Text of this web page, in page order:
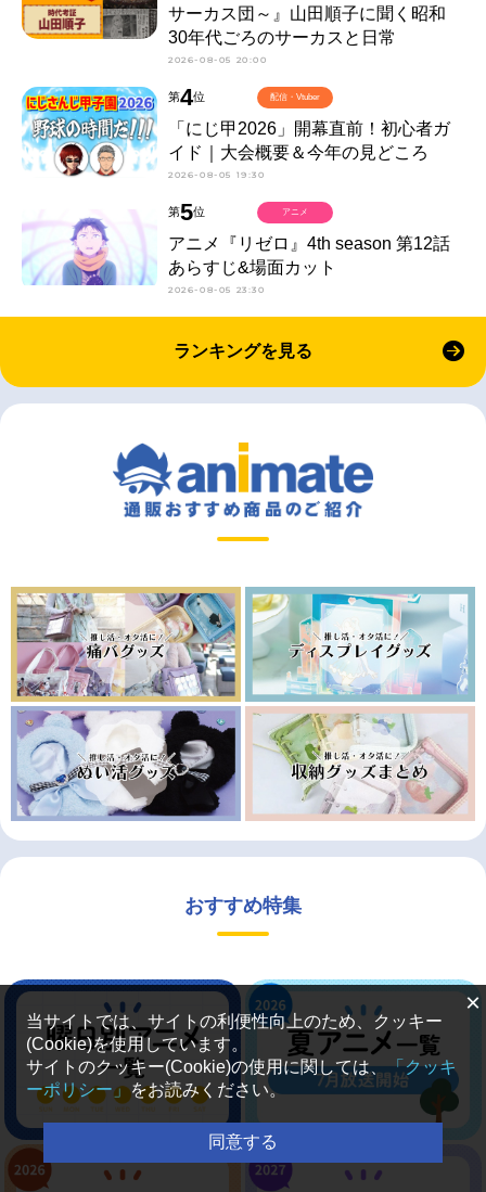
サーカス団～』山田順子に聞く昭和
30年代ごろのサーカスと日常
2026-08-05 20:00
第4位
「にじ甲2026」開幕直前！初心者ガ
イド｜大会概要＆今年の見どころ
2026-08-05 19:30
配信・Vtuber
第5位
アニメ『リゼロ』4th season 第12話
あらすじ&場面カット
2026-08-05 23:30
アニメ
ランキングを見る
おすすめ特集
×
当サイトでは、サイトの利便性向上のため、クッキー
(Cookie)を使用しています。
サイトのクッキー(Cookie)の使用に関しては、「クッキ
ーポリシー」をお読みください。
同意する